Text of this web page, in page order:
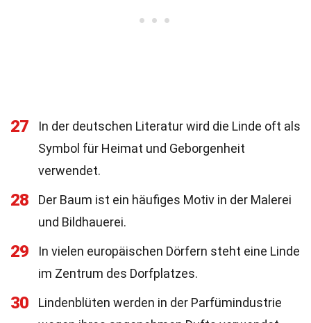
27
In der deutschen Literatur wird die Linde oft als
Symbol für Heimat und Geborgenheit
verwendet.
28
Der Baum ist ein häufiges Motiv in der Malerei
und Bildhauerei.
29
In vielen europäischen Dörfern steht eine Linde
im Zentrum des Dorfplatzes.
30
Lindenblüten werden in der Parfümindustrie